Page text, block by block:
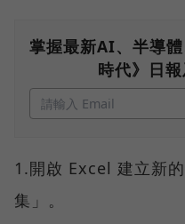
掌握最新AI、半導
時代》日
1.開啟 Excel 建立新
集」。